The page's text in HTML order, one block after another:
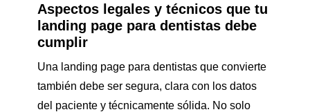
Aspectos legales y técnicos que tu
landing page para dentistas debe
cumplir
Una landing page para dentistas que convierte
también debe ser segura, clara con los datos
del paciente y técnicamente sólida. No solo